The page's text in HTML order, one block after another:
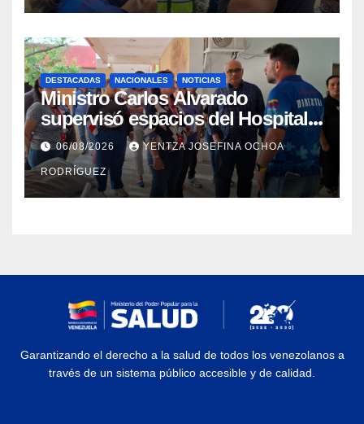
DESTACADAS NACIONALES NOTICIAS
Ministro Carlos Alvarado
supervisó espacios del Hospital
Dermatológico Dr. Martín Vegas
en La Guaira
06/08/2026 YENTZA JOSEFINA OCHOA
RODRÍGUEZ
Garantizando el derecho a la salud de todos los venezolanos a
través de un sistema público accesible y de calidad.